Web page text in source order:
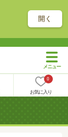
開く
0
お気に入り